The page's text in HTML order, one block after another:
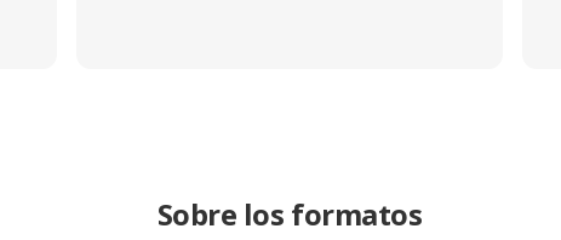
Sobre los formatos